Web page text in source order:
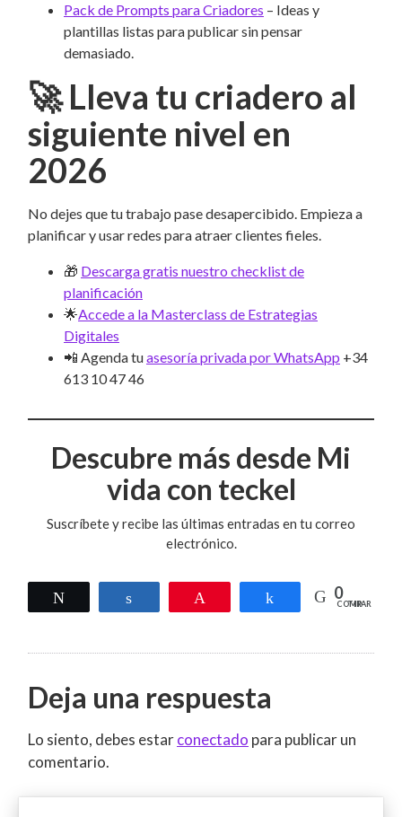
Pack de Prompts para Criadores – Ideas y
plantillas listas para publicar sin pensar
demasiado.
🚀 Lleva tu criadero al
siguiente nivel en
2026
No dejes que tu trabajo pase desapercibido. Empieza a
planificar y usar redes para atraer clientes fieles.
🎁 Descarga gratis nuestro checklist de
planificación
🌟Accede a la Masterclass de Estrategias
Digitales
📲 Agenda tuasesoría privada por WhatsApp +34
613 10 47 46
Descubre más desde Mi
vida con teckel
Suscríbete y recibe las últimas entradas en tu correo
electrónico.
Twittear Compartir Compartir
0
COMPARTIR
Deja una respuesta
Lo siento, debes estarconectado para publicar un
comentario.